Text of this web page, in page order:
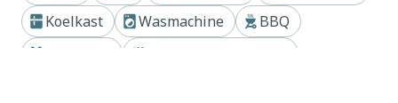
fietstochten door de indrukwekkende natuur. Fietsen zijn op
aanvraag beschikbaar. Het vakantiepark op het landgoed
biedt een broodjesservice, brunchboxen, massages en
Koelkast
Wasmachine
BBQ